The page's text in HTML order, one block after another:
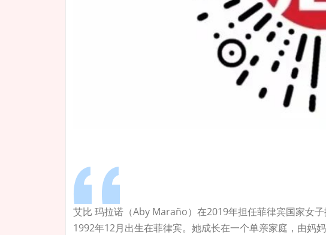
艾比 玛拉诺（Aby Maraño）在2019年担任菲律宾国家女
1992年12月出生在菲律宾。她成长在一个单亲家庭，由妈